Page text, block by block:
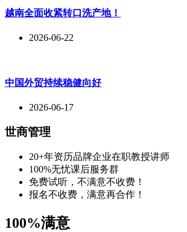
越南全面收紧转口洗产地！
2026-06-22
中国外贸持续稳健向好
2026-06-17
世商管理
20+年资历品牌企业在职教授讲师
100%无忧课后服务群
免费试听，不满意不收费！
报名不收费，满意再合作！
100%满意